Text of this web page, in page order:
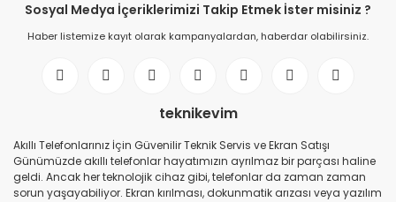
Sosyal Medya İçeriklerimizi Takip Etmek İster misiniz ?
Haber listemize kayıt olarak kampanyalardan, haberdar olabilirsiniz.
teknikevim
Akıllı Telefonlarınız İçin Güvenilir Teknik Servis ve Ekran Satışı
Günümüzde akıllı telefonlar hayatımızın ayrılmaz bir parçası haline
geldi. Ancak her teknolojik cihaz gibi, telefonlar da zaman zaman
sorun yaşayabiliyor. Ekran kırılması, dokunmatik arızası veya yazılım